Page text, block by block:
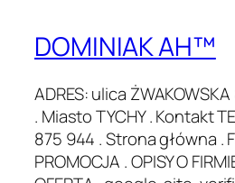
DOMINIAK AH™
ADRES: ulica
. Miasto TYCHY . Kontakt
875 944 . Strona główna .
PROMOCJA . OPISY O